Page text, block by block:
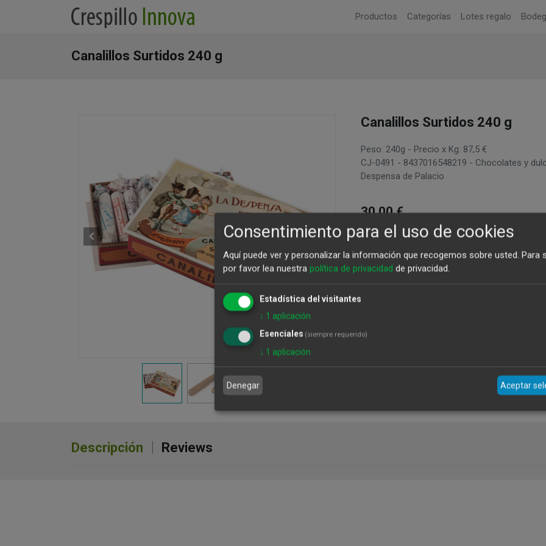
Productos Categorías Lotes regalo
Canalillos Surtidos 240 g
Canalillos Surtidos 240 g
Peso: 240g - Precio x Kg: 87,5 €
CJ-0491 - 8437016548219 - Chocolates y
Despensa de Palacio
30,00€
Agregar al carrito
Descripción Reviews
Consentimiento para el uso de cookies
Aquí puede ver y personalizar la información que recogemos sobre usted. Para
por favor lea nuestra política de privacidad de privacidad.
Estadística del visitantes
↓ 1 aplicación
Esenciales (siempre requerido)
↓ 1 aplicación
Denegar Aceptar